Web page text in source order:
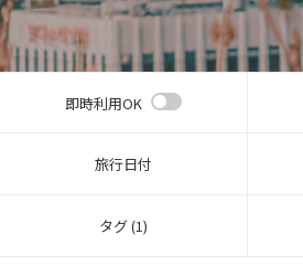
即時利用OK
旅行日付
タグ (1)